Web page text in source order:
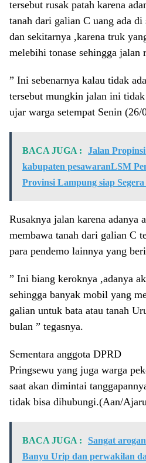
tersebut rusak patah karena
tanah dari galian C uang ada
dan sekitarnya ,karena truk
melebihi tonase sehingga jalan
” Ini sebenarnya kalau tidak
tersebut mungkin jalan ini tidak
ujar warga setempat Senin (26/
BACA JUGA :
Jalan
kabupaten pesawaranLSM
Provinsi Lampung siap
Rusaknya jalan karena adanya
membawa tanah dari galian C
para pendemo lainnya yang
” Ini biang keroknya ,adanya
sehingga banyak mobil yang
galian untuk bata atau tanah
bulan ” tegasnya.
Sementara anggota DPRD
Pringsewu yang juga warga
saat akan dimintai
tidak bisa dihubungi.(Aan/
BACA JUGA :
Sangat
Banyu Urip dan perwakilan